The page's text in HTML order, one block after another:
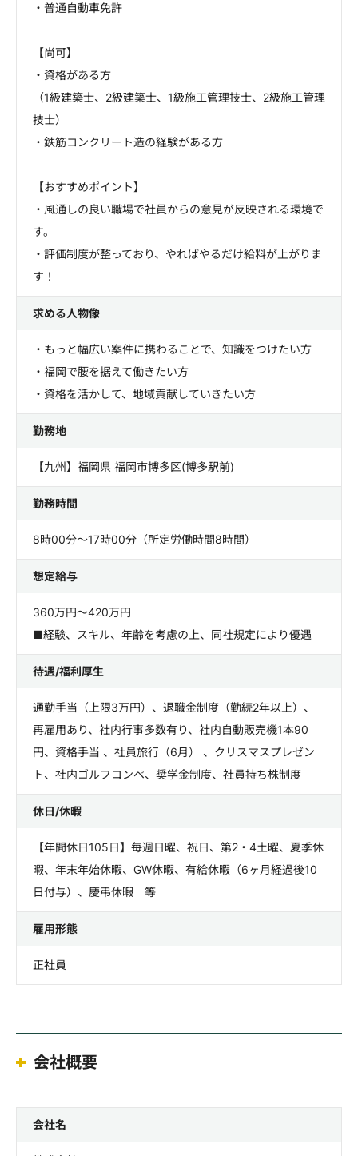
・普通自動車免許
【尚可】
・資格がある方
（1級建築士、2級建築士、1級施工管理技士、2級施工管理
技士）
・鉄筋コンクリート造の経験がある方
【おすすめポイント】
・風通しの良い職場で社員からの意見が反映される環境で
す。
・評価制度が整っており、やればやるだけ給料が上がりま
す！
求める人物像
・もっと幅広い案件に携わることで、知識をつけたい方
・福岡で腰を据えて働きたい方
・資格を活かして、地域貢献していきたい方
勤務地
【九州】福岡県 福岡市博多区(博多駅前)
勤務時間
8時00分～17時00分（所定労働時間8時間）
想定給与
360万円～420万円
■経験、スキル、年齢を考慮の上、同社規定により優遇
待遇/福利厚生
通勤手当（上限3万円）、退職金制度（勤続2年以上）、
再雇用あり、社内行事多数有り、社内自動販売機1本90
円、資格手当 、社員旅行（6月） 、クリスマスプレゼン
ト、社内ゴルフコンペ、奨学金制度、社員持ち株制度
休日/休暇
【年間休日105日】毎週日曜、祝日、第2・4土曜、夏季休
暇、年末年始休暇、GW休暇、有給休暇（6ヶ月経過後10
日付与）、慶弔休暇 等
雇用形態
正社員
会社概要
会社名